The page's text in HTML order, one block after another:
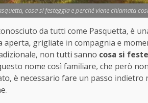
cosa si festeggia e perché viene chiamata
da tutti come Pasquetta, è
aperta, grigliate in compagnia e
non tutti sanno cosa si
nome così familiare, che però
è necessario fare un passo